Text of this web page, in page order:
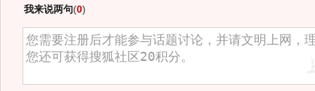
我来说两句(0)